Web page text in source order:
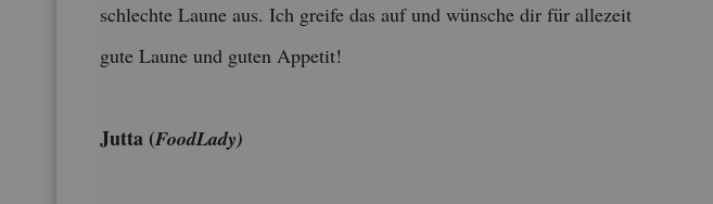
schlech­te Laune aus. Ich grei­fe das auf und wün­sche dir für al­le­zeit
gute Laune und guten Ap­pe­tit!
Jutta (Food­La­dy)